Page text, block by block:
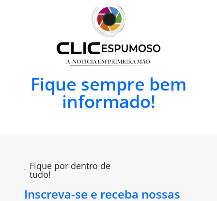
Fique sempre bem
informado!
Fique por dentro de
tudo!
Inscreva-se e receba nossas